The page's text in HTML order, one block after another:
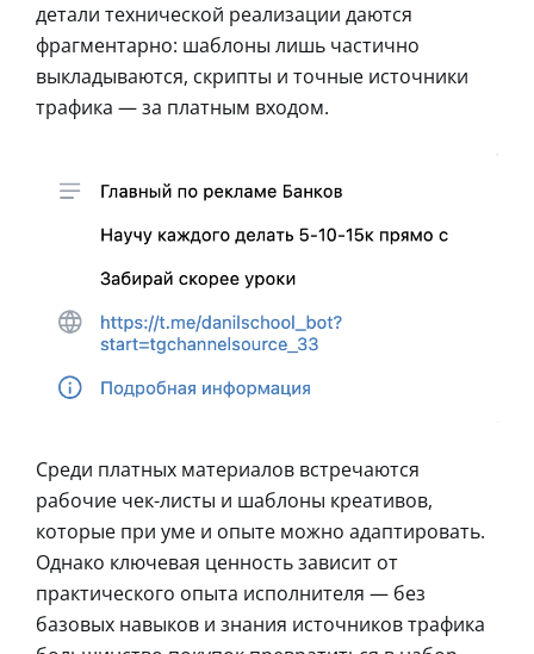
детали технической реализации даются
фрагментарно: шаблоны лишь частично
выкладываются, скрипты и точные источники
трафика — за платным входом.
Среди платных материалов встречаются
рабочие чек-листы и шаблоны креативов,
которые при уме и опыте можно адаптировать.
Однако ключевая ценность зависит от
практического опыта исполнителя — без
базовых навыков и знания источников трафика